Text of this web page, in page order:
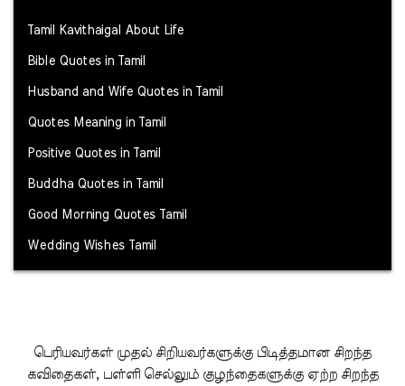
Tamil Kavithaigal About Life
Bible Quotes in Tamil
Husband and Wife Quotes in Tamil
Quotes Meaning in Tamil
Positive Quotes in Tamil
Buddha Quotes in Tamil
Good Morning Quotes Tamil
Wedding Wishes Tamil
பெரியவர்கள் முதல் சிறியவர்களுக்கு பிடித்தமான சிறந்த
கவிதைகள், பள்ளி செல்லும் குழந்தைகளுக்கு ஏற்ற சிறந்த